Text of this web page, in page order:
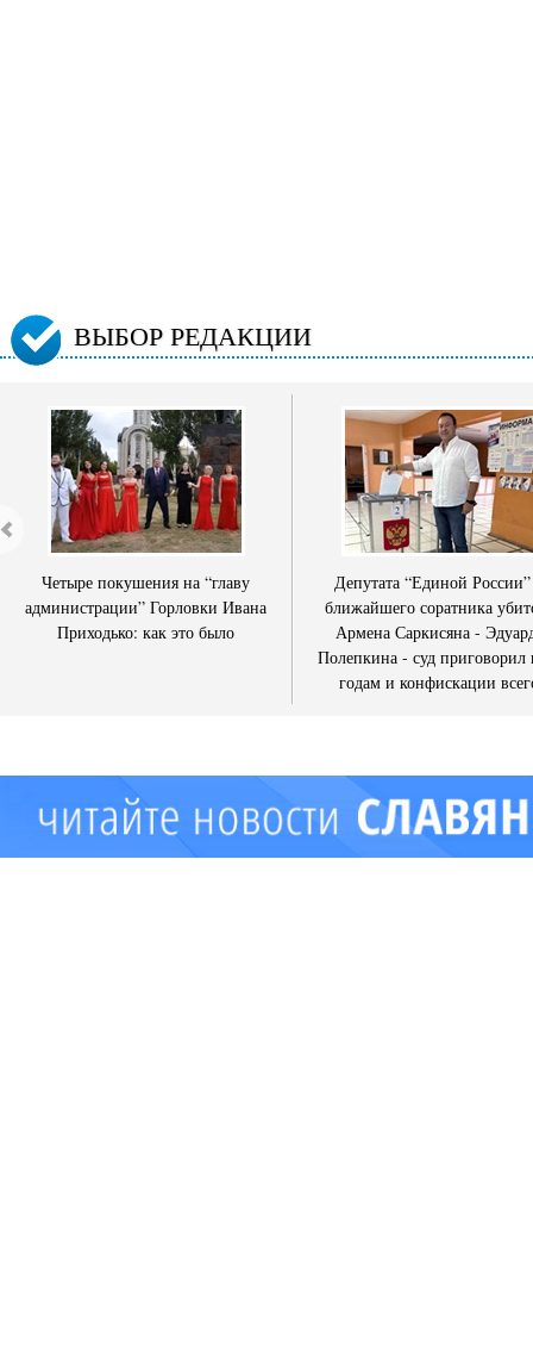
ВЫБОР РЕДАКЦИИ
Четыре покушения на “главу
администрации” Горловки Ивана
Приходько: как это было
Депутата “Единой
ближайшего соратника
Армена Саркисяна -
Полепкина - суд приговорил
годам и конфискации